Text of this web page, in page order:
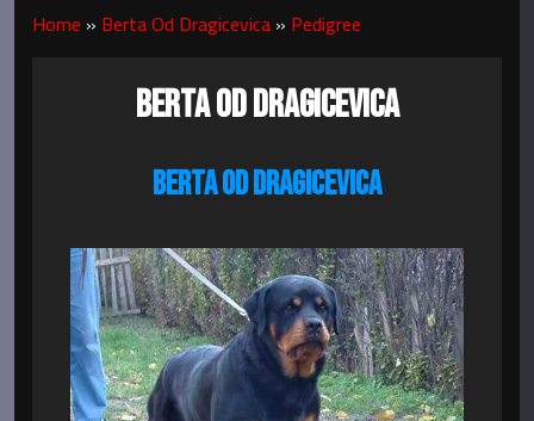
Home » Berta Od Dragicevica » Pedigree
BERTA OD DRAGICEVICA
BERTA OD DRAGICEVICA